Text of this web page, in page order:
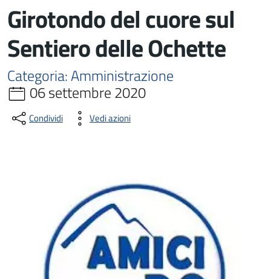
Girotondo del cuore sul
Sentiero delle Ochette
Categoria: Amministrazione
06 settembre 2020
Condividi Vedi azioni